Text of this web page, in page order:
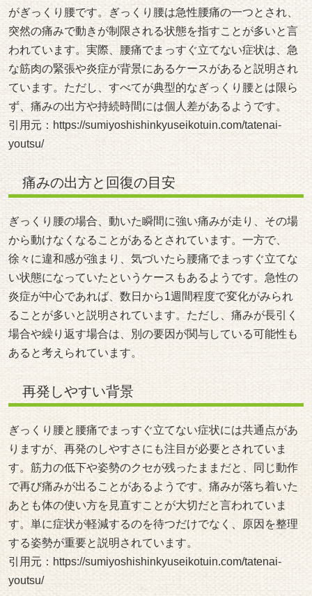
がぎっくり腰です。ぎっくり腰は急性腰痛の一つとされ、
突然の痛みで動きが制限される状態を指すことが多いと言
われています。実際、腰痛でまっすぐ立てない症状は、急
な筋肉の緊張や炎症が背景にあるケースがあると説明され
ています。ただし、すべてが典型的なぎっくり腰とは限ら
ず、痛みの出方や持続時間には個人差があるようです。
引用元：https://sumiyoshishinkyuseikotuin.com/tatenai-
youtsu/
痛みの出方と回復の目安
ぎっくり腰の場合、動いた瞬間に強い痛みが走り、その場
から動けなくなることがあるとされています。一方で、
徐々に違和感が強まり、気づいたら腰痛でまっすぐ立てな
い状態になっていたというケースもあるようです。急性の
炎症が中心であれば、数日から1週間程度で変化がみられ
ることが多いと説明されています。ただし、痛みが長引く
場合や繰り返す場合は、別の要因が関与している可能性も
あると考えられています。
再発しやすい背景
ぎっくり腰と腰痛でまっすぐ立てない症状には共通点があ
りますが、再発のしやすさにも注目が必要とされていま
す。筋力の低下や姿勢のクセが残ったままだと、同じ動作
で再び痛みが出ることがあるようです。痛みが落ち着いた
あとも体の使い方を見直すことが大切だと言われていま
す。単に症状が軽減するのを待つだけでなく、原因を整理
する姿勢が重要と説明されています。
引用元： https://sumiyoshishinkyuseikotuin.com/tatenai-
youtsu/